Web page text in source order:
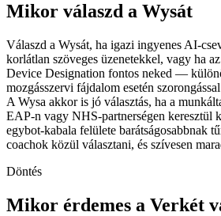
Mikor válaszd a Wysát
Válaszd a Wysát, ha igazi ingyenes AI-
korlátlan szöveges üzenetekkel, vagy ha
Device Designation fontos neked —
mozgásszervi fájdalom esetén
A Wysa akkor is jó választás, ha a
EAP-n vagy NHS-partnerségen keresztül
egybot-kabala felülete barátságosabbnak
coachok közül választani, és szívesen
Döntés
Mikor érdemes a Verkét